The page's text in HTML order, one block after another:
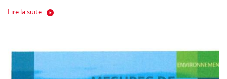
Lire la suite